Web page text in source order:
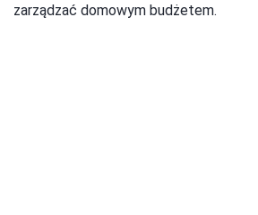
zarządzać domowym budżetem.